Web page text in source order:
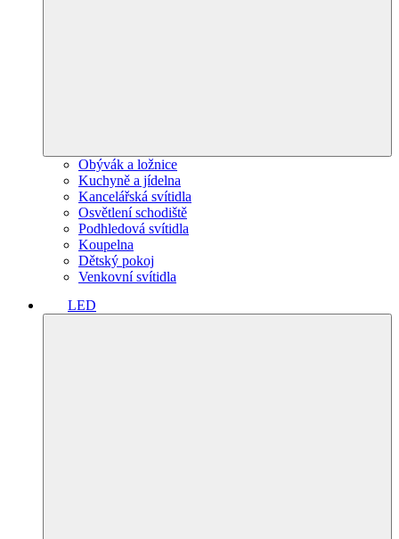
Obývák a ložnice
Kuchyně a jídelna
Kancelářská svítidla
Osvětlení schodiště
Podhledová svítidla
Koupelna
Dětský pokoj
Venkovní svítidla
LED